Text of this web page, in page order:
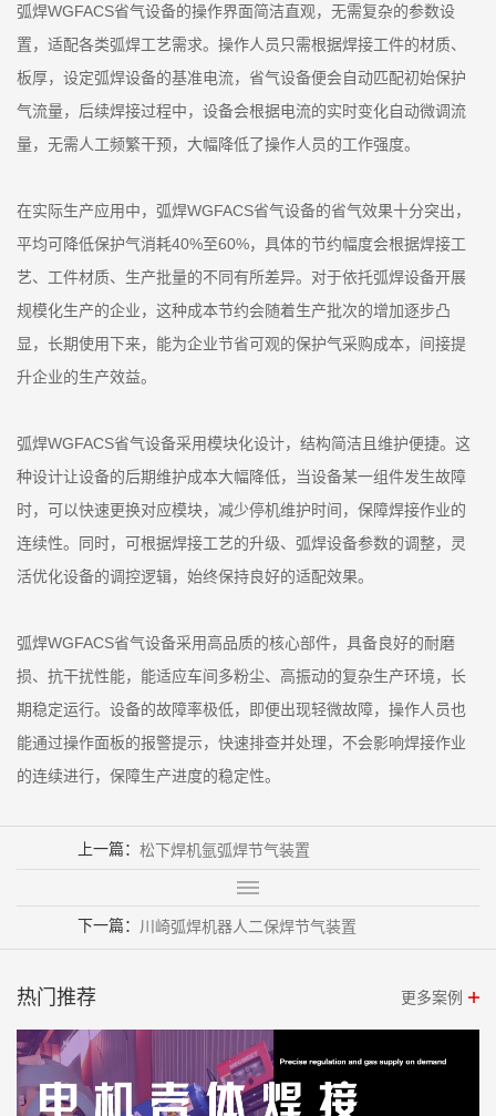
弧焊WGFACS省气设备的操作界面简洁直观，无需复杂的参数设
置，适配各类弧焊工艺需求。操作人员只需根据焊接工件的材质、
板厚，设定弧焊设备的基准电流，省气设备便会自动匹配初始保护
气流量，后续焊接过程中，设备会根据电流的实时变化自动微调流
量，无需人工频繁干预，大幅降低了操作人员的工作强度。
在实际生产应用中，弧焊WGFACS省气设备的省气效果十分突出，
平均可降低保护气消耗40%至60%，具体的节约幅度会根据焊接工
艺、工件材质、生产批量的不同有所差异。对于依托弧焊设备开展
规模化生产的企业，这种成本节约会随着生产批次的增加逐步凸
显，长期使用下来，能为企业节省可观的保护气采购成本，间接提
升企业的生产效益。
弧焊WGFACS省气设备采用模块化设计，结构简洁且维护便捷。这
种设计让设备的后期维护成本大幅降低，当设备某一组件发生故障
时，可以快速更换对应模块，减少停机维护时间，保障焊接作业的
连续性。同时，可根据焊接工艺的升级、弧焊设备参数的调整，灵
活优化设备的调控逻辑，始终保持良好的适配效果。
弧焊WGFACS省气设备采用高品质的核心部件，具备良好的耐磨
损、抗干扰性能，能适应车间多粉尘、高振动的复杂生产环境，长
期稳定运行。设备的故障率极低，即便出现轻微故障，操作人员也
能通过操作面板的报警提示，快速排查并处理，不会影响焊接作业
的连续进行，保障生产进度的稳定性。
上一篇： 松下焊机氩弧焊节气装置
下一篇： 川崎弧焊机器人二保焊节气装置
热门推荐 更多案例